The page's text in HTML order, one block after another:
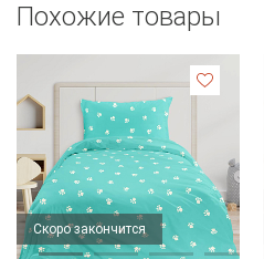
Похожие товары
Скоро закончится